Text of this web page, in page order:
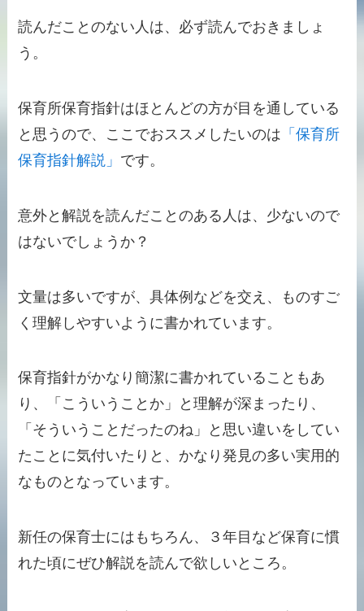
読んだことのない人は、必ず読んでおきましょ
う。
保育所保育指針はほとんどの方が目を通している
と思うので、ここでおススメしたいのは 「保育所
保育指針解説」 です。
意外と解説を読んだことのある人は、少ないので
はないでしょうか？
文量は多いですが、具体例などを交え、ものすご
く理解しやすいように書かれています。
保育指針がかなり簡潔に書かれていることもあ
り、「こういうことか」と理解が深まったり、
「そういうことだったのね」と思い違いをしてい
たことに気付いたりと、 かなり発見の多い実用的
なものとなっています。
新任の保育士にはもちろん、３年目など保育に慣
れた頃にぜひ解説を読んで欲しいところ。